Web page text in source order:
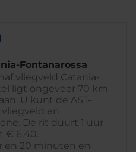
Fontanarossa
vliegveld Catania-
ligt ongeveer 70 km
U kunt de AST-
en
De rit duurt 1 uur
€ 6,40.
en 20 minuten en